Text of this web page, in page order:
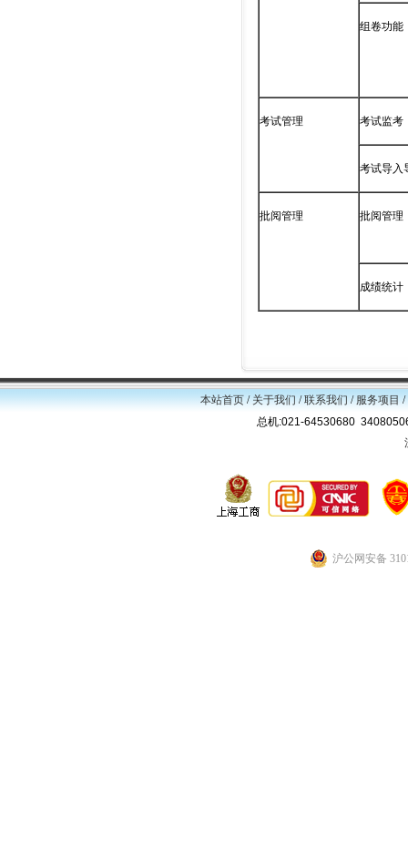
组卷功能
考试管理 考试监考
考试导入
批阅管理 批阅管理
成绩统计
本站首页/关于我们/联系我们/服务项目/
总机:021-64530680
沪公网安备